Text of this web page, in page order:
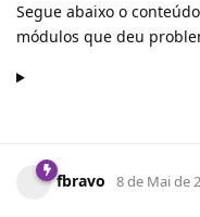
Segue abaixo o
módulos que deu
fbravo 8 de Mai de